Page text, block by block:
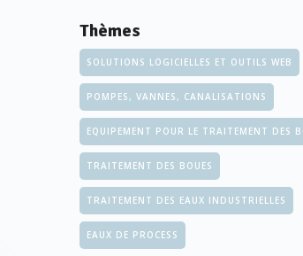
Thèmes
SOLUTIONS LOGICIELLES ET OUTILS WEB
POMPES, VANNES, CANALISATIONS
EQUIPEMENT POUR LE TRAITEMENT DES
TRAITEMENT DES BOUES
TRAITEMENT DES EAUX INDUSTRIELLES
EAUX DE PROCESS